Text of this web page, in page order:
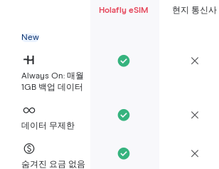
Holafly eSIM 현지 통신사
New
Always On: 매월
1GB 백업 데이터
데이터 무제한
숨겨진 요금 없음